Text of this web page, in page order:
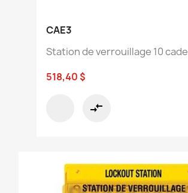
CAE3
Station de verrouillage 10
518,40 $
compare_arrows